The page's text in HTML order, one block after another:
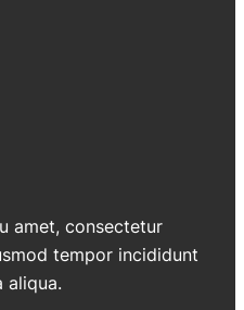
amet, consectetur
tempor incididunt
aliqua.